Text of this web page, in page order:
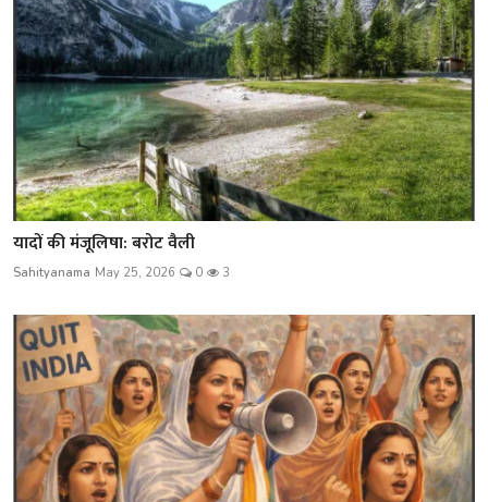
यादों की मंजूलिषा: बरोट वैली
Sahityanama May 25, 2026 0 3